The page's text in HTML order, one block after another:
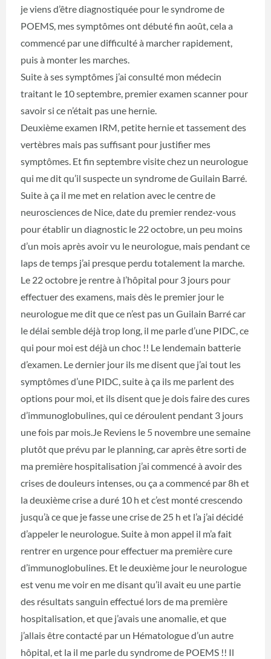
je viens d’être diagnostiquée pour le syndrome de
POEMS, mes symptômes ont débuté fin août, cela a
commencé par une difficulté à marcher rapidement,
puis à monter les marches.
Suite à ses symptômes j’ai consulté mon médecin
traitant le 10 septembre, premier examen scanner pour
savoir si ce n’était pas une hernie.
Deuxième examen IRM, petite hernie et tassement des
vertèbres mais pas suffisant pour justifier mes
symptômes. Et fin septembre visite chez un neurologue
qui me dit qu’il suspecte un syndrome de Guilain Barré.
Suite à ça il me met en relation avec le centre de
neurosciences de Nice, date du premier rendez-vous
pour établir un diagnostic le 22 octobre, un peu moins
d’un mois après avoir vu le neurologue, mais pendant ce
laps de temps j’ai presque perdu totalement la marche.
Le 22 octobre je rentre à l’hôpital pour 3 jours pour
effectuer des examens, mais dès le premier jour le
neurologue me dit que ce n’est pas un Guilain Barré car
le délai semble déjà trop long, il me parle d’une PIDC, ce
qui pour moi est déjà un choc !! Le lendemain batterie
d’examen. Le dernier jour ils me disent que j’ai tout les
symptômes d’une PIDC, suite à ça ils me parlent des
options pour moi, et ils disent que je dois faire des cures
d’immunoglobulines, qui ce déroulent pendant 3 jours
une fois par mois.Je Reviens le 5 novembre une semaine
plutôt que prévu par le planning, car après être sorti de
ma première hospitalisation j’ai commencé à avoir des
crises de douleurs intenses, ou ça a commencé par 8h et
la deuxième crise a duré 10 h et c’est monté crescendo
jusqu’à ce que je fasse une crise de 25 h et l’a j’ai décidé
d’appeler le neurologue. Suite à mon appel il m’a fait
rentrer en urgence pour effectuer ma première cure
d’immunoglobulines. Et le deuxième jour le neurologue
est venu me voir en me disant qu’il avait eu une partie
des résultats sanguin effectué lors de ma première
hospitalisation, et que j’avais une anomalie, et que
j’allais être contacté par un Hématologue d’un autre
hôpital, et la il me parle du syndrome de POEMS !! Il